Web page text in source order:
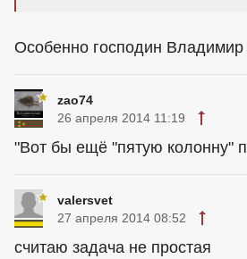
Особенно господин Владимир
zao74
26 апреля 2014 11:19
"Вот бы ещё "пятую колонну"
valersvet
27 апреля 2014 08:52
считаю задача не простая